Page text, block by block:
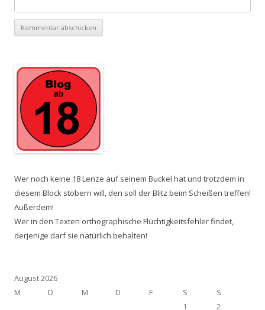
Wer noch keine 18 Lenze auf seinem Buckel hat und trotzdem in
diesem Block stöbern will, den soll der Blitz beim Scheißen treffen!
Außerdem!
Wer in den Texten orthographische Flüchtigkeitsfehler findet,
derjenige darf sie natürlich behalten!
August 2026
M
D M D F S
S
1
2